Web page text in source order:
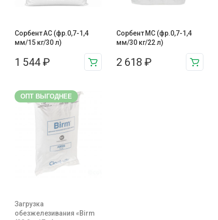
Сорбент АС (фр.0,7-1,4
мм/15 кг/30 л)
1 544 ₽
Сорбент МС (фр.0,7-1,4
мм/30 кг/22 л)
2 618 ₽
ОПТ ВЫГОДНЕЕ
Загрузка
обезжелезивания «Birm